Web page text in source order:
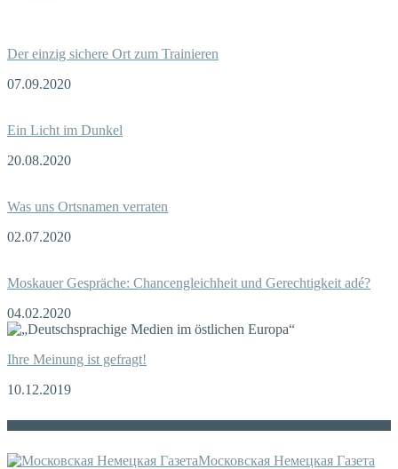
Der einzig sichere Ort zum Trainieren
07.09.2020
Ein Licht im Dunkel
20.08.2020
Was uns Ortsnamen verraten
02.07.2020
Moskauer Gespräche: Chancengleichheit und Gerechtigkeit adé?
04.02.2020
Ihre Meinung ist gefragt!
10.12.2019
Московская Немецкая Газета